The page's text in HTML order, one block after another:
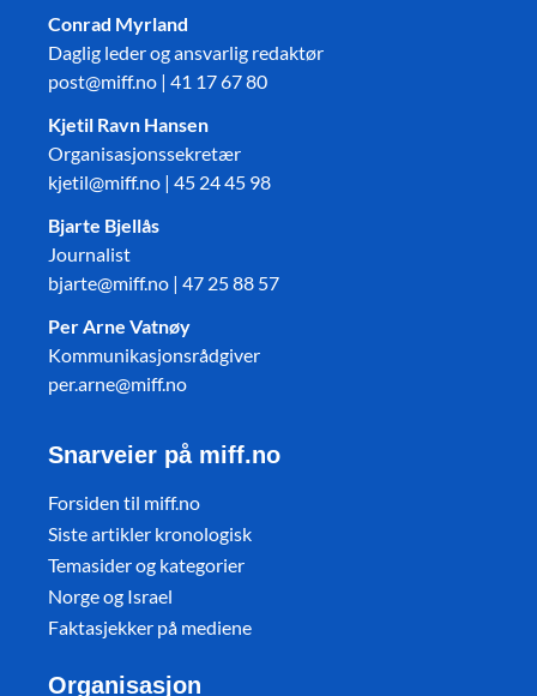
Conrad Myrland
Daglig leder og ansvarlig redaktør
post@miff.no | 41 17 67 80
Kjetil Ravn Hansen
Organisasjonssekretær
kjetil@miff.no | 45 24 45 98
Bjarte Bjellås
Journalist
bjarte@miff.no | 47 25 88 57
Per Arne Vatnøy
Kommunikasjonsrådgiver
per.arne@miff.no
Snarveier på miff.no
Forsiden til miff.no
Siste artikler kronologisk
Temasider og kategorier
Norge og Israel
Faktasjekker på mediene
Organisasjon